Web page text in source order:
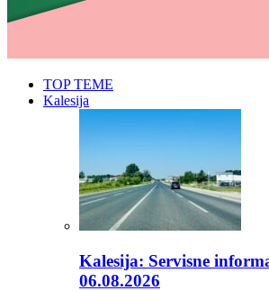
TOP TEME
Kalesija
Kalesija: Servisne
06.08.2026